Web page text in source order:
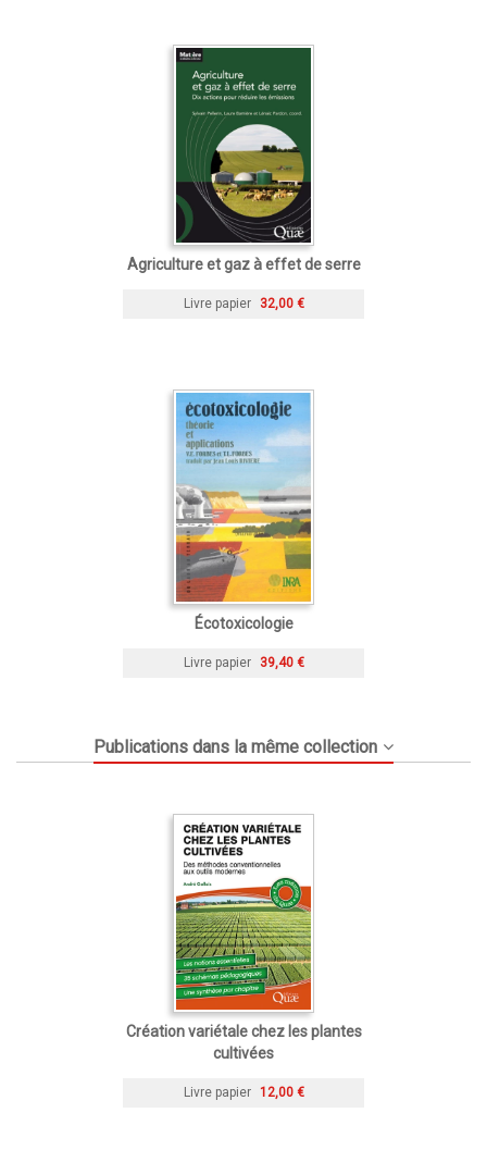
Agriculture et gaz à effet de serre
Livre papier 32,00 €
Écotoxicologie
Livre papier 39,40 €
Publications dans la même collection
Création variétale chez les plantes
cultivées
Livre papier 12,00 €